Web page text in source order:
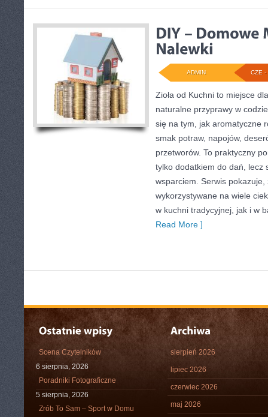
CZE -
ADMIN
Zioła od Kuchni to miejsce
naturalne przyprawy w
się na tym, jak aromatyczne
smak potraw, napojów,
przetworów. To praktyczny
tylko dodatkiem do dań, lecz
wsparciem. Serwis
wykorzystywane na wiele
w kuchni tradycyjnej, jak i w
Read More ]
Scena Czytelników
6 sierpnia, 2026
Poradniki Fotograficzne
5 sierpnia, 2026
Zrób To Sam – Sport w Domu
sierpień 2026
lipiec 2026
czerwiec 2026
maj 2026